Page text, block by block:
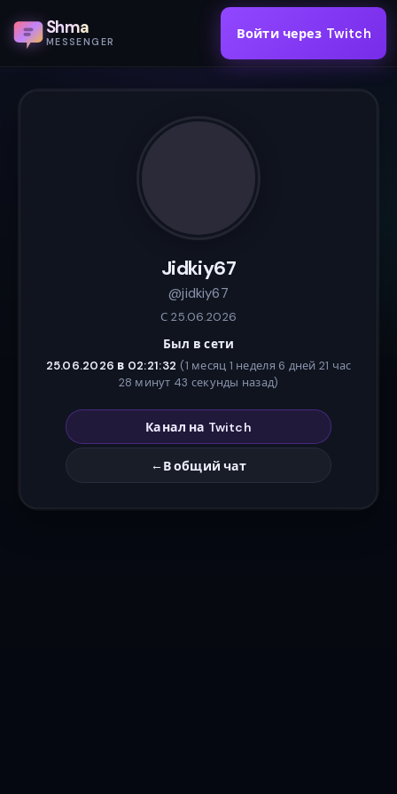
Shma
MESSENGER
Войти через Twitch
Jidkiy67
@jidkiy67
С 25.06.2026
Был в сети
25.06.2026 в 02:21:32 (1 месяц 1 неделя 6 дней 21 час
28 минут 43 секунды назад)
Канал на Twitch
←В общий чат